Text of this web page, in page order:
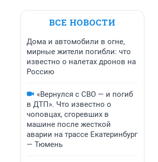
ВСЕ НОВОСТИ
Дома и автомобили в огне,
мирные жители погибли: что
известно о налетах дронов на
Россию
«Вернулся с СВО — и погиб
в ДТП». Что известно о
чоповцах, сгоревших в
машине после жесткой
аварии на трассе Екатеринбург
— Тюмень